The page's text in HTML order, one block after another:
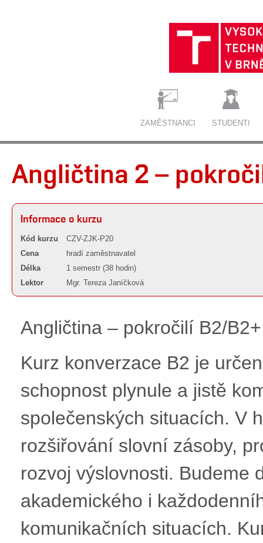
ZAMĚSTNANCI STUDENTI
Angličtina 2 –
Informace o kurzu
Kód kurzu
CZV-ZJK-P20
Cena
hradí zaměstnavatel
Délka
1 semestr (38 hodin)
Lektor
Mgr. Tereza Janíčková
Angličtina – pokročilí B2/
Kurz konverzace B2 je
schopnost plynule a jistě
společenských situacích. V
rozšiřování slovní zásoby,
rozvoj výslovnosti. Budeme
akademického i
komunikačních situacích.